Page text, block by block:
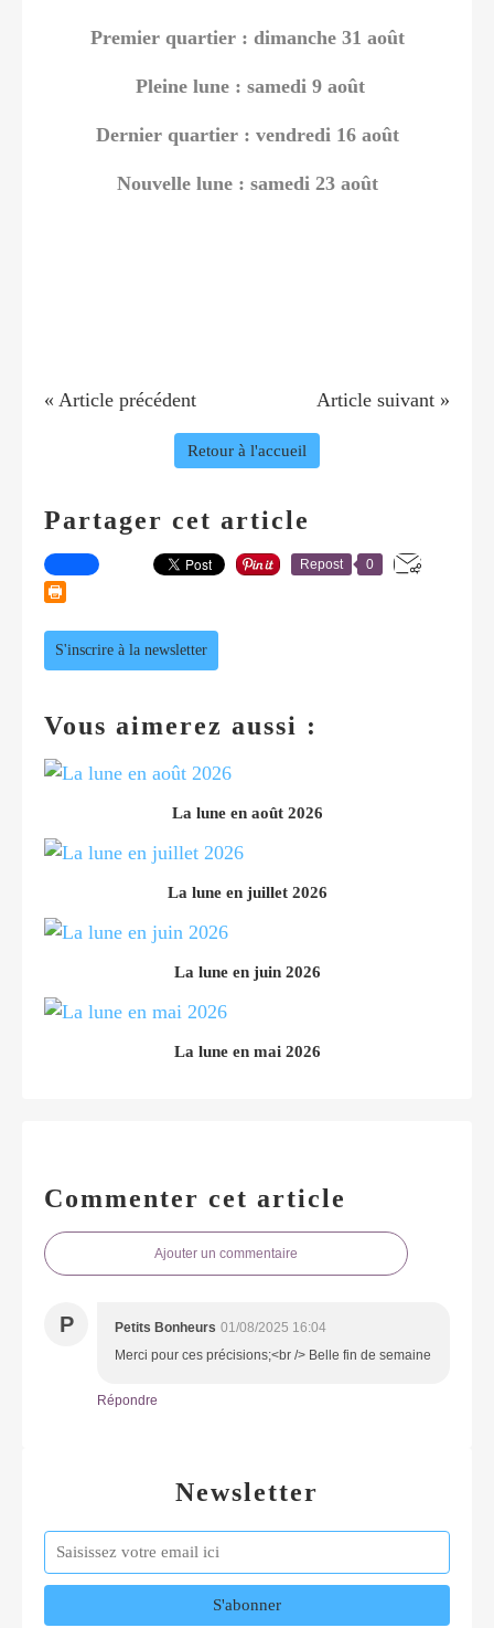
Premier quartier : dimanche 31 août
Pleine lune : samedi 9 août
Dernier quartier : vendredi 16 août
Nouvelle lune : samedi 23 août
« Article précédent Article suivant »
Retour à l'accueil
Partager cet article
Repost 0
S'inscrire à la newsletter
Vous aimerez aussi :
La lune en août 2026
La lune en juillet 2026
La lune en juin 2026
La lune en mai 2026
Commenter cet article
Ajouter un commentaire
P Petits Bonheurs 01/08/2025 16:04
Merci pour ces précisions;<br /> Belle fin de semaine
Répondre
Newsletter